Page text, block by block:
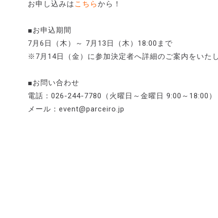
お申し込みは こちらから！
■お申込期間
7月6日（木）～ 7月13日（木）18:00まで
※7月14日（金）に参加決定者へ詳細のご案内をいた
■お問い合わせ
電話：026-244-7780（火曜日～金曜日 9:00～18:00）
メール：event@parceiro.jp